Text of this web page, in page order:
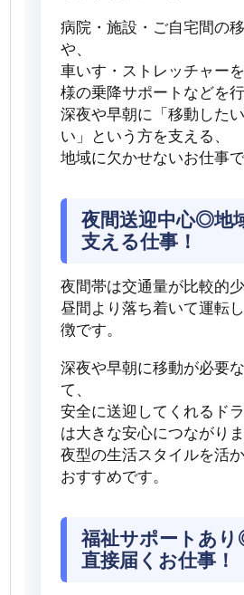
病院・施設・ご自宅間の
や、
車いす・ストレッチャー
様の乗降サポートなどを行
深夜や早朝に「移動した
い」という方を支える、
地域に欠かせないお仕事で
夜間送迎中心◎地
支える仕事！
夜間帯は交通量が比較的少
昼間より落ち着いて運転
徴です。
深夜や早朝に移動が必要
て、
安全に送迎してくれるド
は大きな安心につながりま
夜型の生活スタイルを活
おすすめです。
福祉サポートあ
直接届くお仕事！